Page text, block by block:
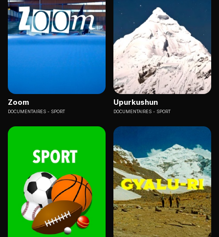
Zoom
DOCUMENTAIRES SPORT
Upurkushun
DOCUMENTAIRES SPORT